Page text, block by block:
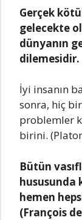
Gerçek
gelecekte
dünyanın
dilemesidir.
İyi insanın
sonra, hiç
problemler
birini.
Bütün
hususunda
hemen
(François